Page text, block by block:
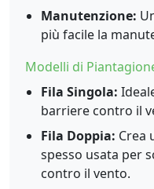
Manutenzione:
più facile la
Modelli di
Fila Singola:
barriere contro il
Fila Doppia: Crea
spesso usata per
contro il vento.